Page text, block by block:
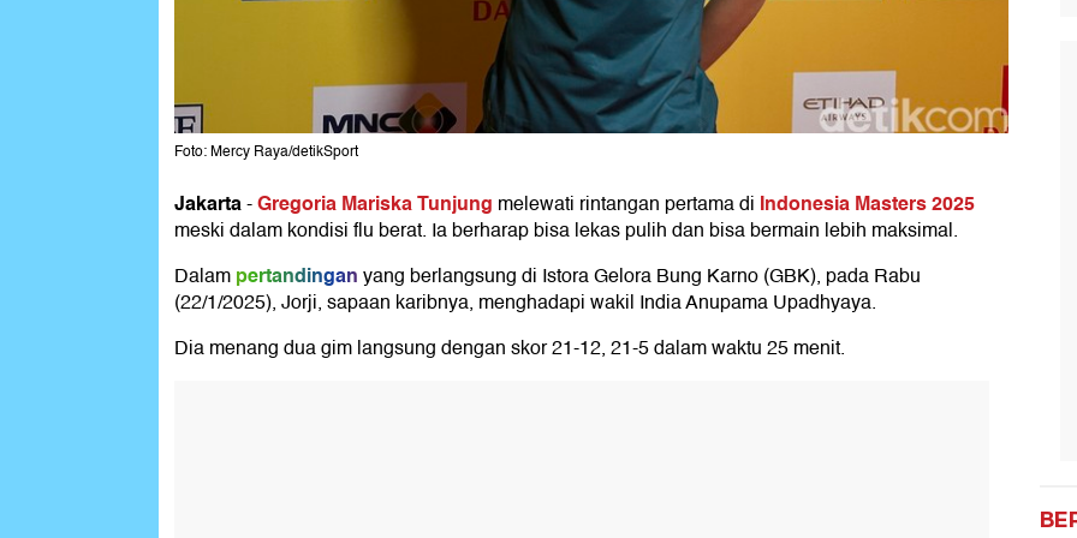
Foto: Mercy Raya/detikSport
Jakarta-Gregoria Mariska Tunjung melewati rintangan pertama di Indonesia Masters 2025
meski dalam kondisi flu berat. Ia berharap bisa lekas pulih dan bisa bermain lebih maksimal.
Dalampertandinganyang berlangsung di Istora Gelora Bung Karno (GBK), pada Rabu
(22/1/2025), Jorji, sapaan karibnya, menghadapi wakil India Anupama Upadhyaya.
Dia menang dua gim langsung dengan skor 21-12, 21-5 dalam waktu 25 menit.